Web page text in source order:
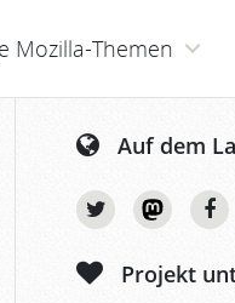
Mozilla-Themen
Auf dem
Projekt